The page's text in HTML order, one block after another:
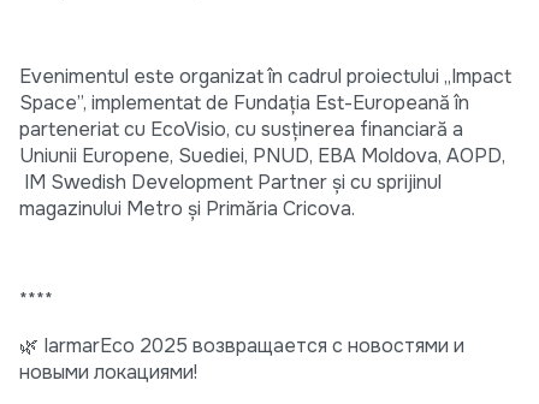
Evenimentul este organizat în cadrul proiectului „Impact
Space”, implementat de Fundația Est-Europeană în
parteneriat cu EcoVisio, cu susținerea financiară a
Uniunii Europene, Suediei, PNUD, EBA Moldova, AOPD,
IM Swedish Development Partner și cu sprijinul
magazinului Metro și Primăria Cricova.
****
🌿 IarmarEco 2025 возвращается с новостями и
новыми локациями!